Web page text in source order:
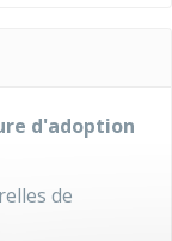
d'adoption
de